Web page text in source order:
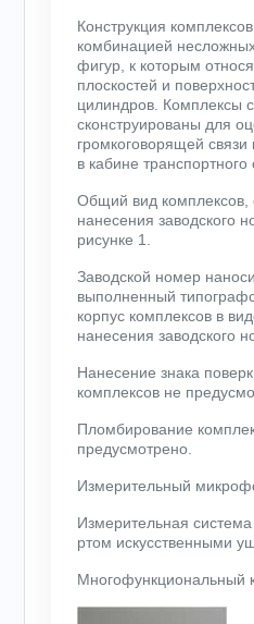
Конструкция
комбинацией
фигур, к которым
плоскостей и
цилиндров. Комплексы
сконструированы для
громкоговорящей
в кабине транспортного
Общий вид комплексов,
нанесения заводского
рисунке 1.
Заводской номер
выполненный
корпус комплексов в
нанесения заводского
Нанесение знака
комплексов не
Пломбирование
предусмотрено.
Измерительный
Измерительная
ртом искусственными
Многофункциональный